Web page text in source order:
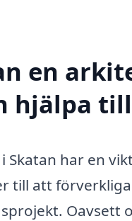
en
hjälpa
Skatan har en
till att
Oavsett